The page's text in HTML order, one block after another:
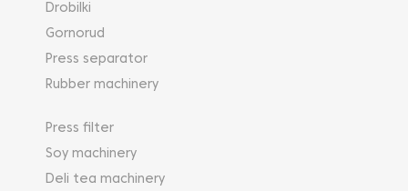
Drobilki
Gornorud
Press separator
Rubber machinery
Press filter
Soy machinery
Deli tea machinery